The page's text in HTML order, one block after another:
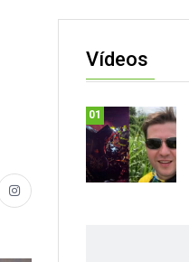
Vídeos
01